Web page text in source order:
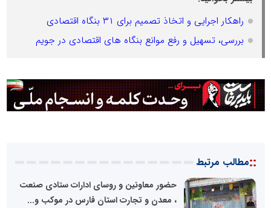
راهکار اجرایی و اتخاذ تصمیم برای ۳۱ بنگاه اقتصادی
بررسی، تسهیل و رفع موانع بنگاه های اقتصادی در جویم
::مطالب مرتبط
حضور معاونین و روسای ادارات ستادی صنعت
، معدن و تجارت استان فارس در موکب و...